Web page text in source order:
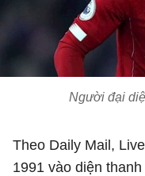
Người đại
Theo Daily Mail,
1991 vào diện